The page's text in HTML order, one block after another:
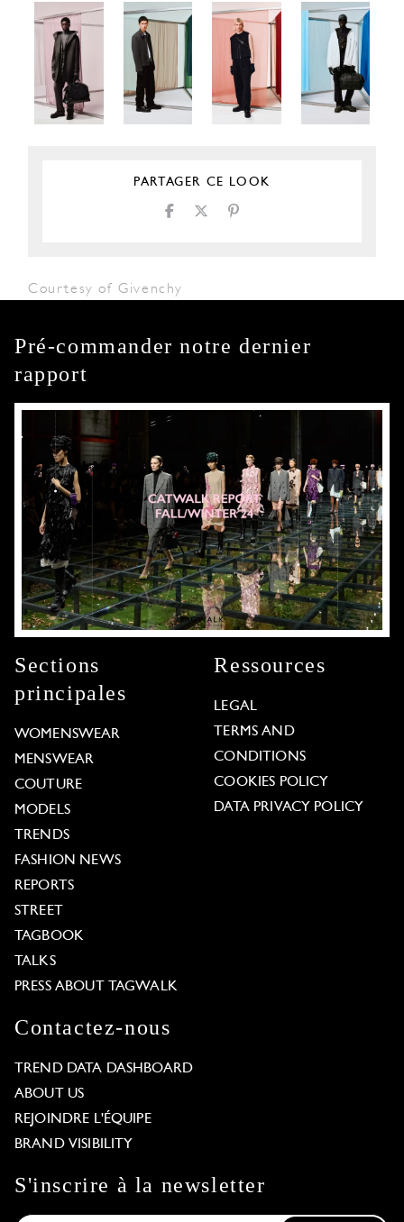
PARTAGER CE LOOK
Courtesy of Givenchy
Pré-commander notre dernier
rapport
Sections
principales
WOMENSWEAR
MENSWEAR
COUTURE
MODELS
TRENDS
FASHION NEWS
REPORTS
STREET
TAGBOOK
TALKS
PRESS ABOUT TAGWALK
Ressources
LEGAL
TERMS AND
CONDITIONS
COOKIES POLICY
DATA PRIVACY POLICY
Contactez-nous
TREND DATA DASHBOARD
ABOUT US
REJOINDRE L'ÉQUIPE
BRAND VISIBILITY
S'inscrire à la newsletter